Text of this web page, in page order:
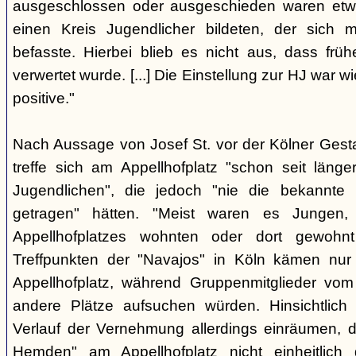
ausgeschlossen oder ausgeschieden waren
einen Kreis Jugendlicher bildeten, der sich
befasste. Hierbei blieb es nicht aus, dass
verwertet wurde. [...] Die Einstellung zur HJ war
positive."
Nach Aussage von Josef St. vor der Kölner
treffe sich am Appellhofplatz "schon seit
Jugendlichen", die jedoch "nie die
getragen" hätten. "Meist waren es
Appellhofplatzes wohnten oder dort
Treffpunkten der "Navajos" in Köln kämen
Appellhofplatz, während Gruppenmitglieder
andere Plätze aufsuchen würden.
Verlauf der Vernehmung allerdings einräumen,
Hemden" am Appellhofplatz nicht einheitlich